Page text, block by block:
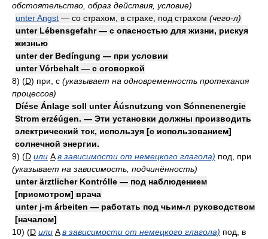
обстоятельство, образ действия, условие)
unter Angst — со страхом, в страхе, под страхом (чего-л)
unter Lébensgefahr — с опасностью для жизни, рискуя
жизнью
unter der Bedíngung — при условии
unter Vórbehalt — с оговоркой
8) (D) при, с (указывает на одновременность протекания
процессов)
Díése Ánlage soll unter Áúsnutzung von Sónnenenergie
Strom erzéúgen. — Эти установки должны производить
электрический ток, используя [с использованием]
солнечной энергии.
9) (D или A в зависимости от немецкого глагола) под, при
(указывает на зависимость, подчинённость)
unter ärztlicher Kontrólle — под наблюдением
[присмотром] врача
unter j-m árbeiten — работать под чьим-л руководством
[началом]
10) (D или A в зависимости от немецкого глагола) под, в